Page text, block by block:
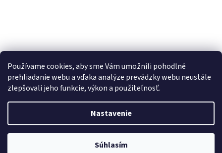
Používame cookies, aby sme Vám umožnili pohodlné
prehliadanie webu a vďaka analýze prevádzky webu neustále
zlepšovali jeho funkcie, výkon a použiteľnosť.
Nastavenie
Súhlasím
Copyright 2026HomeSystem.sk. Všetky práva vyhradené.Upraviť
nastavenie cookies